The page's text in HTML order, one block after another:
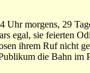
morgens, 29
egal, sie feierten
ihrem Ruf nicht
die Bahn im